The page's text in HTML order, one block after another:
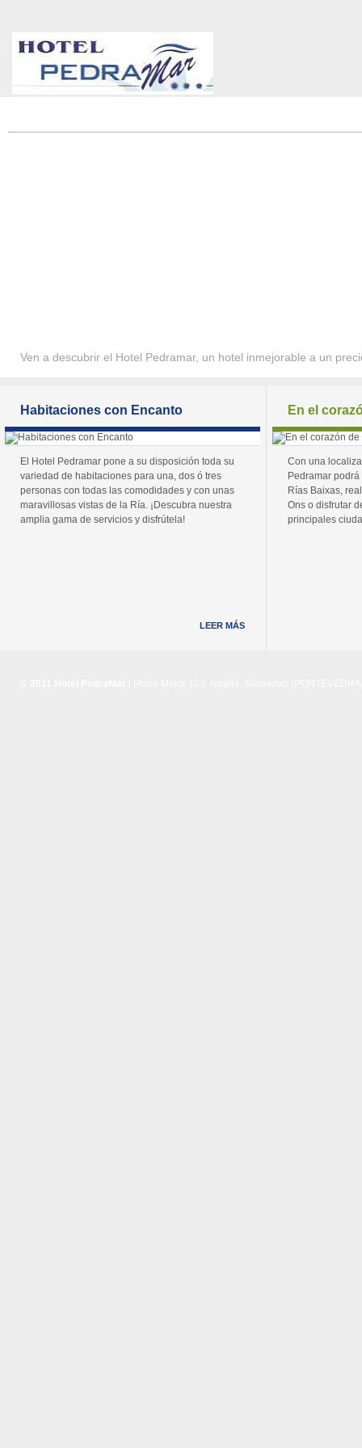
Ven a descubrir el Hotel Pedramar, un hotel inmejorable a un
Habitaciones con Encanto
El Hotel Pedramar pone a su disposición toda su
variedad de habitaciones para una, dos ó tres
personas con todas las comodidades y con unas
maravillosas vistas de la Ría. ¡Descubra nuestra
amplia gama de servicios y disfrútela!
LEER MÁS
En el
Con una
Pedramar
Rías Baixas,
Ons o disfrutar
principales